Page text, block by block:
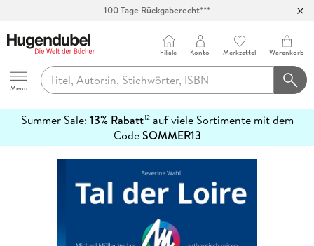
100 Tage Rückgaberecht***
Hugendubel
Menu
Filiale Konto Merkzettel Warenkorb
Summer Sale: 13% Rabatt12auf viele Sortimente mit dem
CodeSOMMER13
erfahren